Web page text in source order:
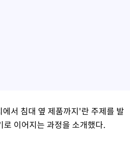
서 침대 옆 제품까지'란 주제를 발
이어지는 과정을 소개했다.